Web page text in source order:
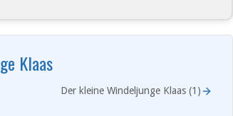
Klaas
Der kleine Windeljunge Klaas (1)